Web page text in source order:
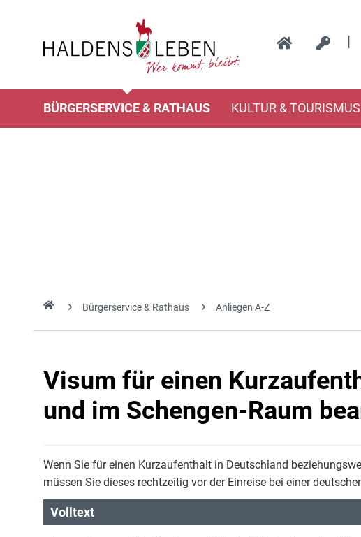
|
BÜRGERSERVICE & RATHAUS KULTUR & TOURISMUS
Bürgerservice & Rathaus Anliegen A-Z
Visum für einen
und im Schengen-Raum
Wenn Sie für einen Kurzaufenthalt in Deutschland
müssen Sie dieses rechtzeitig vor der Einreise bei einer
Volltext